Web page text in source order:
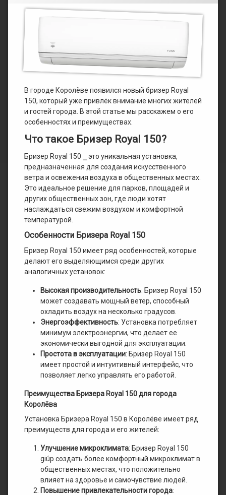
В городе Королёве появился новый бризер Royal
150, который уже привлёк внимание многих жителей
и гостей города. В этой статье мы расскажем о его
особенностях и преимуществах.
Что такое Бризер Royal 150?
Бризер Royal 150 ⎯ это уникальная установка,
предназначенная для создания искусственного
ветра и освежения воздуха в общественных местах.
Это идеальное решение для парков, площадей и
других общественных зон, где люди хотят
наслаждаться свежим воздухом и комфортной
температурой.
Особенности Бризера Royal 150
Бризер Royal 150 имеет ряд особенностей, которые
делают его выделяющимся среди других
аналогичных установок:
Высокая производительность: Бризер Royal 150
может создавать мощный ветер, способный
охладить воздух на несколько градусов.
Энергоэффективность: Установка потребляет
минимум электроэнергии, что делает ее
экономически выгодной для эксплуатации.
Простота в эксплуатации: Бризер Royal 150
имеет простой и интуитивный интерфейс, что
позволяет легко управлять его работой.
Преимущества Бризера Royal 150 для города
Королёва
Установка Бризера Royal 150 в Королёве имеет ряд
преимуществ для города и его жителей:
Улучшение микроклимата: Бризер Royal 150
giúp создать более комфортный микроклимат в
общественных местах, что положительно
влияет на здоровье и самочувствие людей.
Повышение привлекательности города: